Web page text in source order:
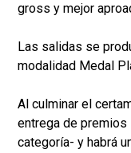
gross y mejor
Las salidas se
modalidad Medal
Al culminar el
entrega de premios
categoría- y habrá